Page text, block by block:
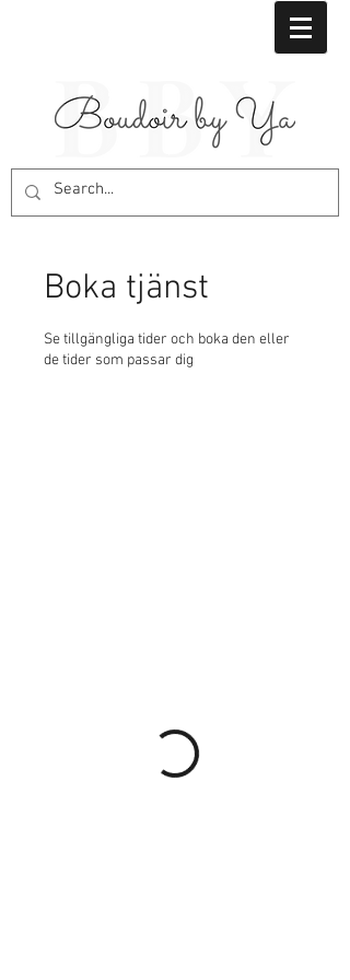
Boka tjänst
Se tillgängliga tider och boka den eller
de tider som passar dig